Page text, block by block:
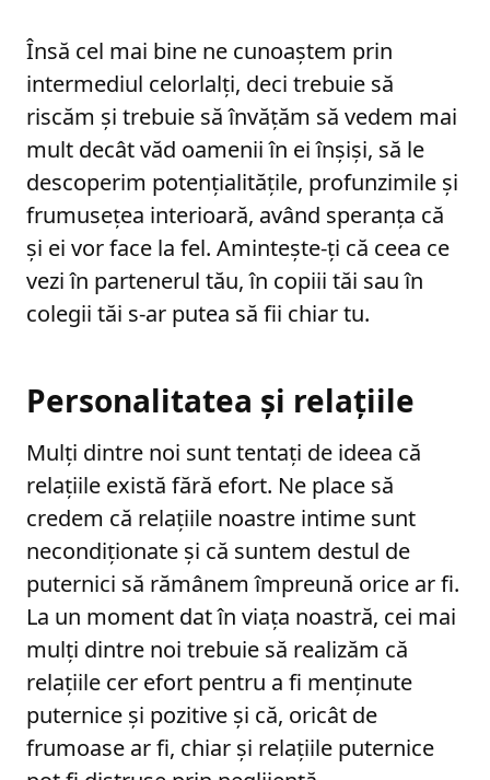
Însă cel mai bine ne cunoaștem prin
intermediul celorlalți, deci trebuie să
riscăm și trebuie să învățăm să vedem mai
mult decât văd oamenii în ei înșiși, să le
descoperim potențialitățile, profunzimile și
frumusețea interioară, având speranța că
și ei vor face la fel. Amintește-ți că ceea ce
vezi în partenerul tău, în copiii tăi sau în
colegii tăi s-ar putea să fii chiar tu.
Personalitatea și relațiile
Mulți dintre noi sunt tentați de ideea că
relațiile există fără efort. Ne place să
credem că relațiile noastre intime sunt
necondiționate și că suntem destul de
puternici să rămânem împreună orice ar fi.
La un moment dat în viața noastră, cei mai
mulți dintre noi trebuie să realizăm că
relațiile cer efort pentru a fi menținute
puternice și pozitive și că, oricât de
frumoase ar fi, chiar și relațiile puternice